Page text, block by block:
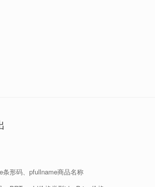
形码、pfullname商品名称